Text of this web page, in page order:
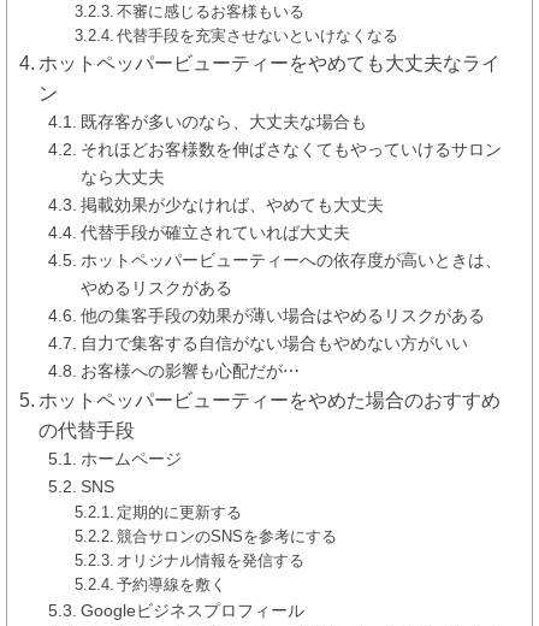
不審に感じるお客様もいる
代替手段を充実させないといけなくなる
ホットペッパービューティーをやめても大丈夫なライ
ン
既存客が多いのなら、大丈夫な場合も
それほどお客様数を伸ばさなくてもやっていけるサロン
なら大丈夫
掲載効果が少なければ、やめても大丈夫
代替手段が確立されていれば大丈夫
ホットペッパービューティーへの依存度が高いときは、
やめるリスクがある
他の集客手段の効果が薄い場合はやめるリスクがある
自力で集客する自信がない場合もやめない方がいい
お客様への影響も心配だが⋯
ホットペッパービューティーをやめた場合のおすすめ
の代替手段
ホームページ
SNS
定期的に更新する
競合サロンのSNSを参考にする
オリジナル情報を発信する
予約導線を敷く
Googleビジネスプロフィール